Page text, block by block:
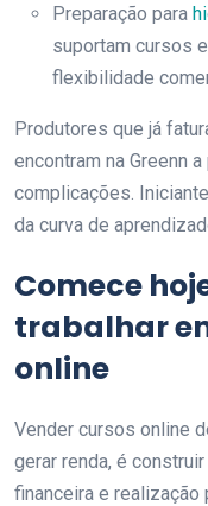
Preparação para
suportam cursos
flexibilidade
Produtores que já
encontram na Greenn
complicações.
da curva de
Comece
trabalhar
online
Vender cursos online
gerar renda, é
financeira e realização